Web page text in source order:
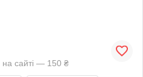
на сайті — 150 ₴